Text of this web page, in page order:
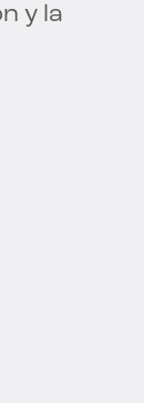
y la